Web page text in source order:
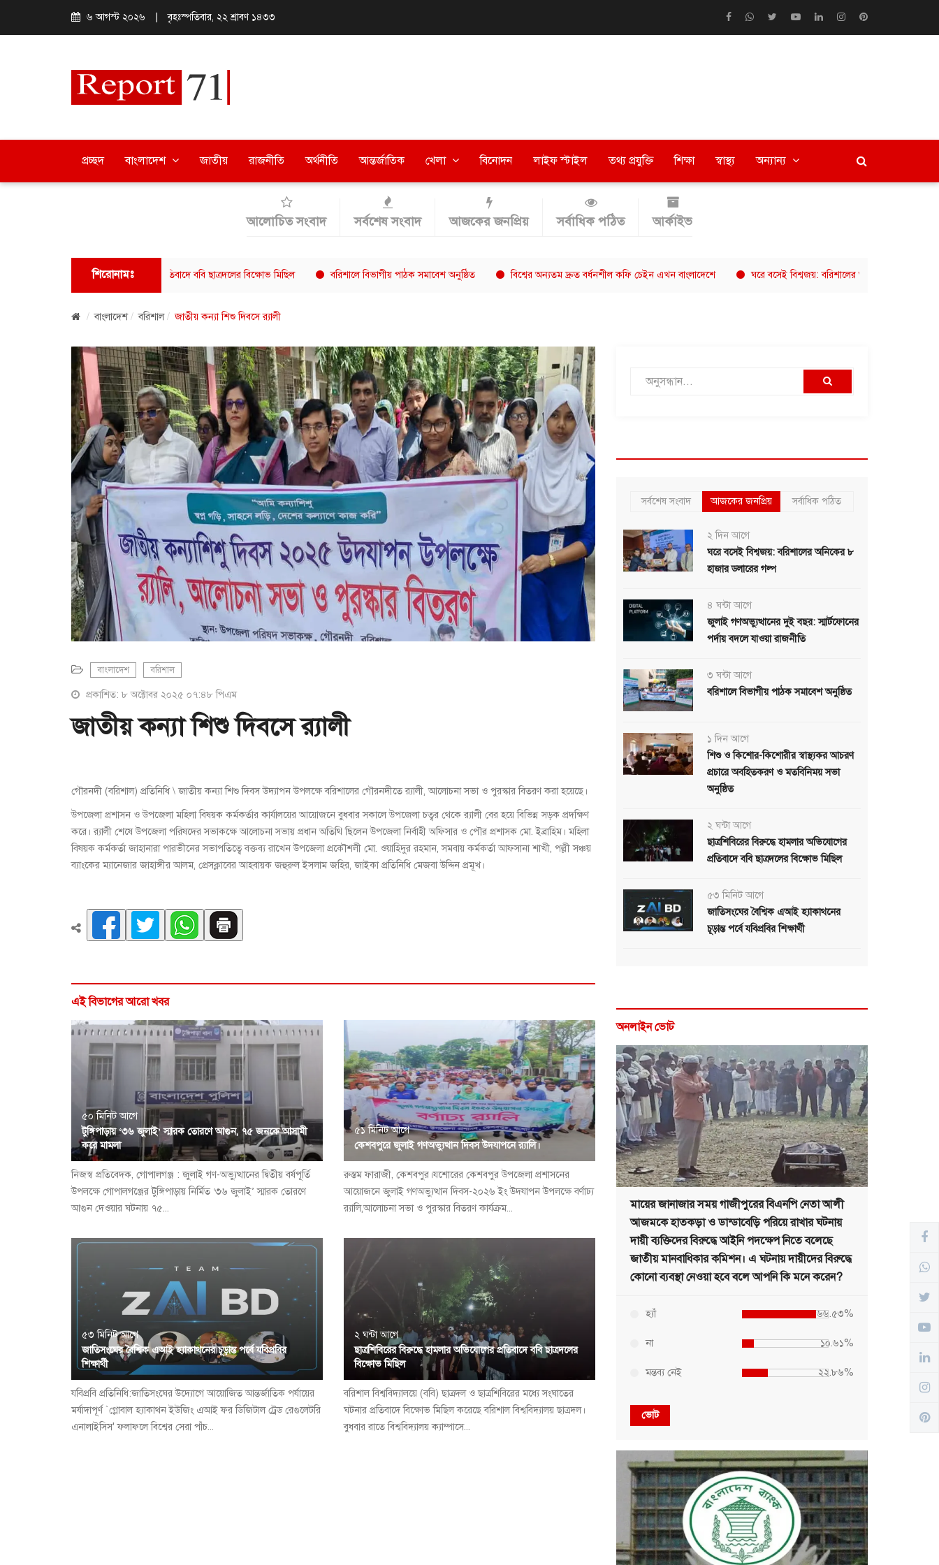
৬ আগস্ট ২০২৬ বৃহঃস্পতিবার, ২২ শ্রাবণ ১৪৩৩
প্রচ্ছদ বাংলাদেশ জাতীয় রাজনীতি অর্থনীতি আন্তর্জাতিক খেলা বিনোদন লাইফ স্টাইল তথ্য প্রযুক্তি শিক্ষা স্বাস্থ্য অন্যান্য
আলোচিত সংবাদ সর্বশেষ সংবাদ আজকের জনপ্রিয় সর্বাধিক পঠিত আর্কাইভ
শিরোনামঃ
বিরুদ্ধে হামলার অভিযোগের প্রতিবাদে ববি ছাত্রদলের বিক্ষোভ মিছিল বরিশালে বিভাগীয় পাঠক সমাবেশ অনুষ্ঠিত বিশ্বের অন্যতম দ্রুত বর্ধনশীল কফি চেইন এখন বাংলাদেশে ঘরে বসেই বিশ্বজয়: বরিশালের অনিকের ৮ হাজার ডলারের গল্প
বাংলাদেশ বরিশাল জাতীয় কন্যা শিশু দিবসে র‌্যালী
বাংলাদেশ বরিশাল
প্রকাশিত: ৮ অক্টোবর ২০২৫ ০৭:৪৮ পিএম
জাতীয় কন্যা শিশু দিবসে র‌্যালী
গৌরনদী (বরিশাল) প্রতিনিধি \ জাতীয় কন্যা শিশু দিবস উদ্যাপন উপলক্ষে বরিশালের গৌরনদীতে র‌্যালী, আলোচনা সভা ও পুরস্কার বিতরণ করা হয়েছে।
উপজেলা প্রশাসন ও উপজেলা মহিলা বিষয়ক কর্মকর্তার কার্যালয়ের আয়োজনে বুধবার সকালে উপজেলা চত্বর থেকে র‌্যালী বের হয়ে বিভিন্ন সড়ক প্রদক্ষিণ
করে। র‌্যালী শেষে উপজেলা পরিষদের সভাকক্ষে আলোচনা সভায় প্রধান অতিথি ছিলেন উপজেলা নির্বাহী অফিসার ও পৌর প্রশাসক মো. ইব্রাহিম। মহিলা
বিষয়ক কর্মকর্তা জাহানারা পারভীনের সভাপতিত্বে বক্তব্য রাখেন উপজেলা প্রকৌশলী মো. ওয়াহিদুর রহমান, সমবায় কর্মকর্তা আফসানা শাখী, পল্লী সঞ্চয়
ব্যাংকের ম্যানেজার জাহাঙ্গীর আলম, প্রেসক্লাবের আহবায়ক জহুরুল ইসলাম জহির, জাইকা প্রতিনিধি মেজবা উদ্দিন প্রমূখ।
এই বিভাগের আরো খবর
৫০ মিনিট আগে
টুঙ্গিপাড়ায় ‘৩৬ জুলাই’ স্মারক তোরণে আগুন, ৭৫ জনকে আসামী
করে মামলা
নিজস্ব প্রতিবেদক, গোপালগঞ্জ : জুলাই গণ-অভ্যুত্থানের দ্বিতীয় বর্ষপূর্তি
উপলক্ষে গোপালগঞ্জের টুঙ্গিপাড়ায় নির্মিত ‘৩৬ জুলাই’ স্মারক তোরণে
আগুন দেওয়ার ঘটনায় ৭৫...
৫১ মিনিট আগে
কেশবপুরে জুলাই গণঅভ্যুত্থান দিবস উদযাপনে র‍্যালি।
রুস্তম ফারাজী, কেশবপুর।যশোরের কেশবপুর উপজেলা প্রশাসনের
আয়োজনে জুলাই গণঅভ্যুত্থান দিবস-২০২৬ ইং উদযাপন উপলক্ষে বর্ণাঢ্য
র‍্যালি,আলোচনা সভা ও পুরস্কার বিতরণ কার্যক্রম...
৫৩ মিনিট আগে
জাতিসংঘের বৈশ্বিক এআই হ্যাকাথনের চূড়ান্ত পর্বে যবিপ্রবির
শিক্ষার্থী
যবিপ্রবি প্রতিনিধি:জাতিসংঘের উদ্যোগে আয়োজিত আন্তর্জাতিক পর্যায়ের
মর্যাদাপূর্ণ `গ্লোবাল হ্যাকাথন ইউজিং এআই ফর ডিজিটাল ট্রেড রেগুলেটরি
এনালাইসিস' ফলাফলে বিশ্বের সেরা পাঁচ...
২ ঘন্টা আগে
ছাত্রশিবিরের বিরুদ্ধে হামলার অভিযোগের প্রতিবাদে ববি ছাত্রদলের
বিক্ষোভ মিছিল
বরিশাল বিশ্ববিদ্যালয়ে (ববি) ছাত্রদল ও ছাত্রশিবিরের মধ্যে সংঘাতের
ঘটনার প্রতিবাদে বিক্ষোভ মিছিল করেছে বরিশাল বিশ্ববিদ্যালয় ছাত্রদল।
বুধবার রাতে বিশ্ববিদ্যালয় ক্যাম্পাসে...
সর্বশেষ সংবাদ আজকের জনপ্রিয় সর্বাধিক পঠিত
২ দিন আগে
ঘরে বসেই বিশ্বজয়: বরিশালের অনিকের ৮
হাজার ডলারের গল্প
৪ ঘন্টা আগে
জুলাই গণঅভ্যুত্থানের দুই বছর: স্মার্টফোনের
পর্দায় বদলে যাওয়া রাজনীতি
৩ ঘন্টা আগে
বরিশালে বিভাগীয় পাঠক সমাবেশ অনুষ্ঠিত
১ দিন আগে
শিশু ও কিশোর-কিশোরীর স্বাস্থ্যকর আচরণ
প্রচারে অবহিতকরণ ও মতবিনিময় সভা
অনুষ্ঠিত
২ ঘন্টা আগে
ছাত্রশিবিরের বিরুদ্ধে হামলার অভিযোগের
প্রতিবাদে ববি ছাত্রদলের বিক্ষোভ মিছিল
৫৩ মিনিট আগে
জাতিসংঘের বৈশ্বিক এআই হ্যাকাথনের
চূড়ান্ত পর্বে যবিপ্রবির শিক্ষার্থী
অনলাইন ভোট
মায়ের জানাজার সময় গাজীপুরের বিএনপি নেতা আলী
আজমকে হাতকড়া ও ডান্ডাবেড়ি পরিয়ে রাখার ঘটনায়
দায়ী ব্যক্তিদের বিরুদ্ধে আইনি পদক্ষেপ নিতে বলেছে
জাতীয় মানবাধিকার কমিশন। এ ঘটনায় দায়ীদের বিরুদ্ধে
কোনো ব্যবস্থা নেওয়া হবে বলে আপনি কি মনে করেন?
হ্যাঁ ৬৬.৫৩%
না ১০.৬১%
মন্তব্য নেই ২২.৮৬%
ভোট